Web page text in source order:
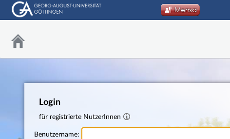
Login
für registrierte NutzerInnen
Benutzername: